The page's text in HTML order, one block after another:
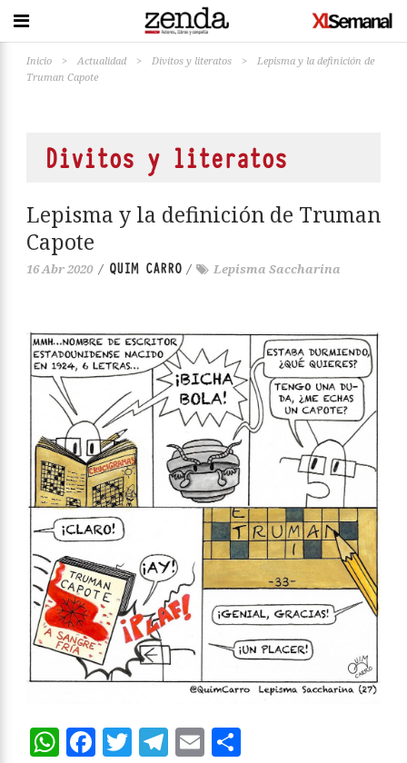
Inicio > Actualidad > Divitos y literatos >
Lepisma y la definición de
Truman Capote
Divitos y literatos
Lepisma y la definición de Truman
Capote
16 Abr 2020 / QUIM CARRO / Lepisma Saccharina
WhatsApp
Facebook
Twitter
Telegram
Email